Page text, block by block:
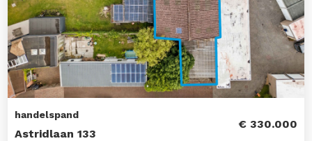
handelspand
Astridlaan 133
€ 330.000